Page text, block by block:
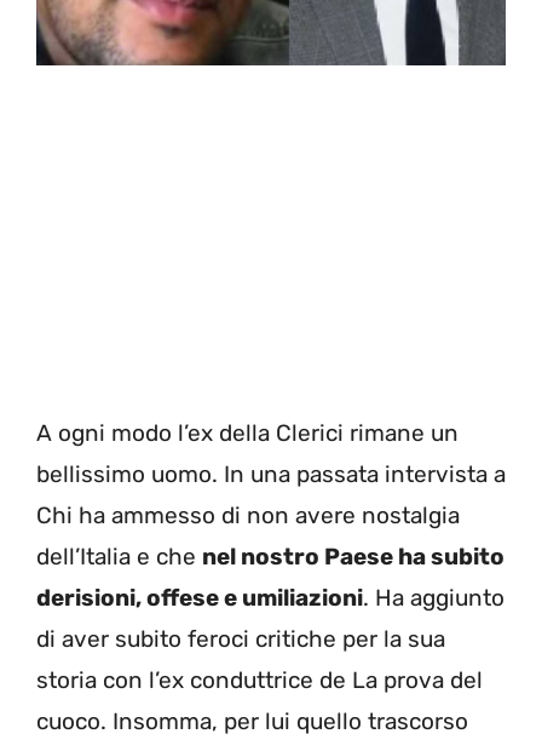
A ogni modo l’ex della Clerici rimane un
bellissimo uomo. In una passata intervista a
Chi ha ammesso di non avere nostalgia
dell’Italia e che nel nostro Paese ha subito
derisioni, offese e umiliazioni. Ha aggiunto
di aver subito feroci critiche per la sua
storia con l’ex conduttrice de La prova del
cuoco. Insomma, per lui quello trascorso